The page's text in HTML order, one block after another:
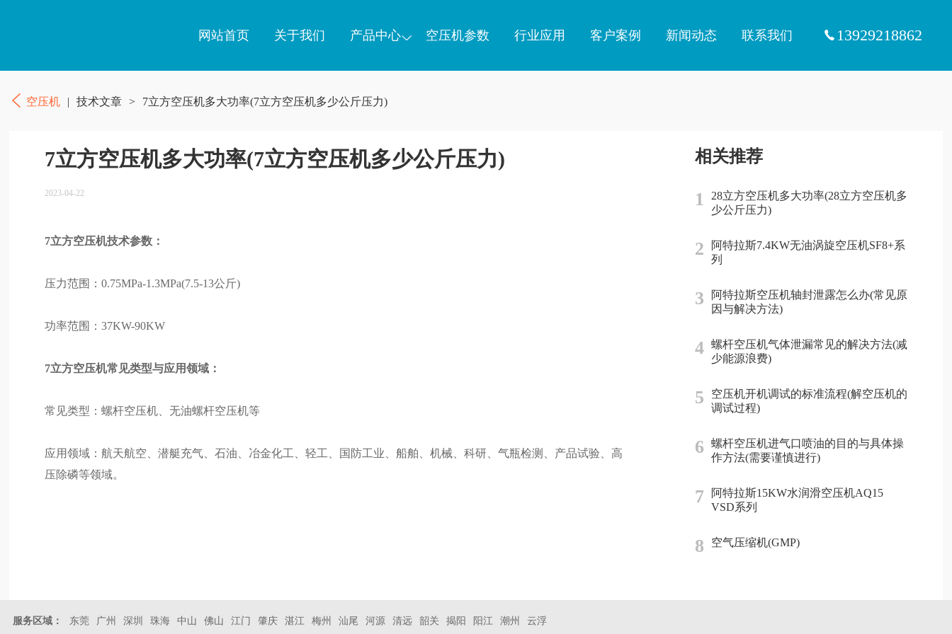
网站首页 关于我们 产品中心 空压机参数 行业应用 客户案例 新闻动态 联系我们 13929218862
空压机 | 技术文章 > 7立方空压机多大功率(7立方空压机多少公斤压力)
7立方空压机多大功率(7立方空压机多少公斤压力)
2023-04-22
7立方空压机技术参数：
压力范围：0.75MPa-1.3MPa(7.5-13公斤)
功率范围：37KW-90KW
7立方空压机常见类型与应用领域：
常见类型：螺杆空压机、无油螺杆空压机等
应用领域：航天航空、潜艇充气、石油、冶金化工、轻工、国防工业、船舶、机械、科研、气瓶检测、产品试验、高
压除磷等领域。
相关推荐
1
28立方空压机多大功率(28立方空压机多
少公斤压力)
2
阿特拉斯7.4KW无油涡旋空压机SF8+系
列
3
阿特拉斯空压机轴封泄露怎么办(常见原
因与解决方法)
4
螺杆空压机气体泄漏常见的解决方法(减
少能源浪费)
5
空压机开机调试的标准流程(解空压机的
调试过程)
6
螺杆空压机进气口喷油的目的与具体操
作方法(需要谨慎进行)
7
阿特拉斯15KW水润滑空压机AQ15
VSD系列
8 空气压缩机(GMP)
服务区域： 东莞 广州 深圳 珠海 中山 佛山 江门 肇庆 湛江 梅州 汕尾 河源 清远 韶关 揭阳 阳江 潮州 云浮